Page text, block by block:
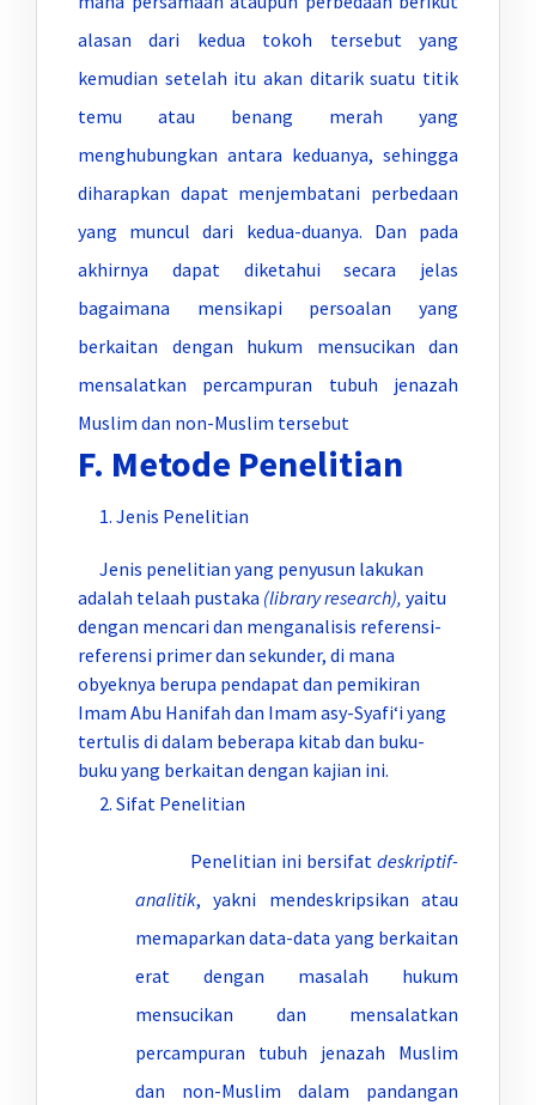
alasan dari kedua tokoh tersebut yang
kemudian setelah itu akan ditarik suatu titik
temu atau benang merah yang
menghubungkan antara keduanya, sehingga
diharapkan dapat menjembatani perbedaan
yang muncul dari kedua-duanya. Dan pada
akhirnya dapat diketahui secara jelas
bagaimana mensikapi persoalan yang
berkaitan dengan hukum mensucikan dan
mensalatkan percampuran tubuh jenazah
Muslim dan non-Muslim tersebut
F. Metode Penelitian
Jenis Penelitian
Jenis penelitian yang penyusun lakukan
adalah telaah pustaka (library research), yaitu
dengan mencari dan menganalisis referensi-
referensi primer dan sekunder, di mana
obyeknya berupa pendapat dan pemikiran
Imam Abu Hanifah dan Imam asy-Syafi‘i yang
tertulis di dalam beberapa kitab dan buku-
buku yang berkaitan dengan kajian ini.
Sifat Penelitian
Penelitian ini bersifat deskriptif-
analitik, yakni mendeskripsikan atau
memaparkan data-data yang berkaitan
erat dengan masalah hukum
mensucikan dan mensalatkan
percampuran tubuh jenazah Muslim
dan non-Muslim dalam pandangan